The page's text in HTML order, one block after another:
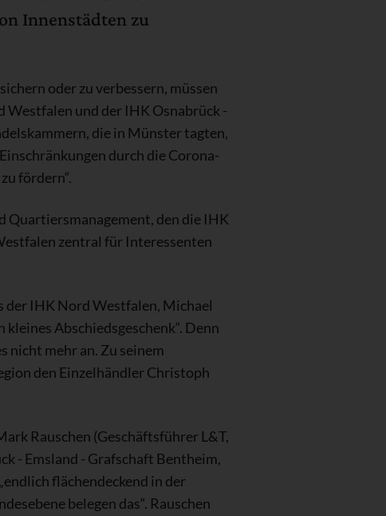
Innenstädten zu
oder zu verbessern, müssen
Westfalen und der IHK Osnabrück -
die in Münster tagten,
durch die Corona-
fördern“.
Quartiersmanagement, den die IHK
zentral für Interessenten
der IHK Nord Westfalen, Michael
Abschiedsgeschenk“. Denn
nicht mehr an. Zu seinem
den Einzelhändler Christoph
Rauschen (Geschäftsführer L&T,
- Emsland - Grafschaft Bentheim,
flächendeckend in der
belegen das“. Rauschen